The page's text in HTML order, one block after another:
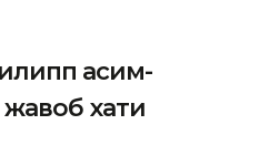
Қасим-
хати